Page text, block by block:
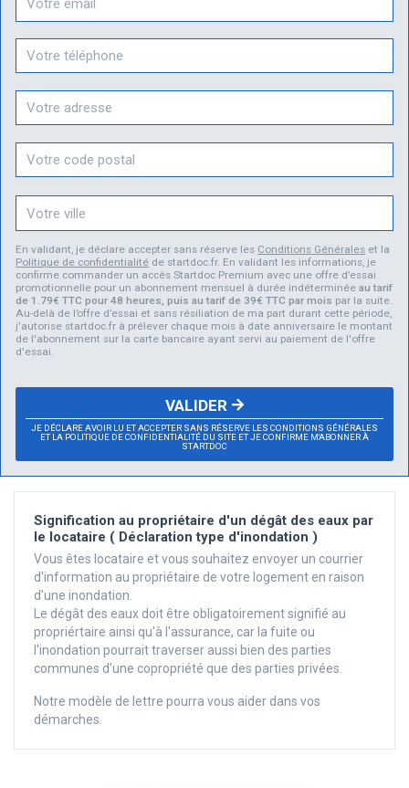
En validant, je déclare accepter sans réserve les Conditions Générales et la
Politique de confidentialité de startdoc.fr. En validant les informations, je
confirme commander un accès Startdoc Premium avec une offre d’essai
promotionnelle pour un abonnement mensuel à durée indéterminéeau tarif
de 1.79€ TTC pour 48 heures, puis au tarif de 39€ TTC par mois par la suite.
Au-delà de l’offre d’essai et sans résiliation de ma part durant cette période,
j'autorise startdoc.fr à prélever chaque mois à date anniversaire le montant
de l'abonnement sur la carte bancaire ayant servi au paiement de l'offre
d'essai.
JE DÉCLARE AVOIR LU ET ACCEPTER SANS RÉSERVE LES CONDITIONS GÉNÉRALES
ET LA POLITIQUE DE CONFIDENTIALITÉ DU SITE ET JE CONFIRME M'ABONNER À
STARTDOC
VALIDER
Signification au propriétaire d'un dégât des eaux par
le locataire ( Déclaration type d'inondation )
Vous êtes locataire et vous souhaitez envoyer un courrier
d'information au propriétaire de votre logement en raison
d'une inondation.
Le dégât des eaux doit être obligatoirement signifié au
propriértaire ainsi qu'à l'assurance, car la fuite ou
l'inondation pourrait traverser aussi bien des parties
communes d'une copropriété que des parties privées.
Notre modèle de lettre pourra vous aider dans vos
démarches.